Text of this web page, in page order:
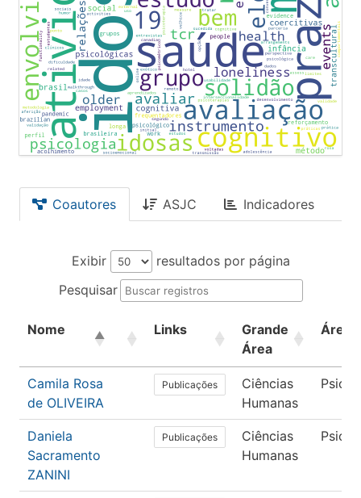
Coautores ASJC Indicadores
Exibir
resultados por página
Pesquisar
Nome Links
Grande
Área
Área
Camila Rosa
de OLIVEIRA
Publicações
Ciências
Humanas
Daniela
Sacramento
ZANINI
Publicações
Ciências
Humanas